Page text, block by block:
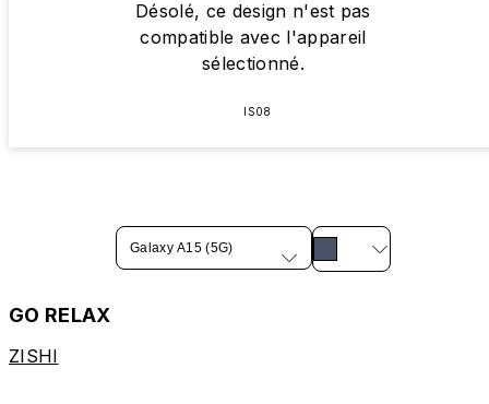
Désolé, ce design n'est pas
compatible avec l'appareil
sélectionné.
IS08
Galaxy A15 (5G)
GO RELAX
ZISHI